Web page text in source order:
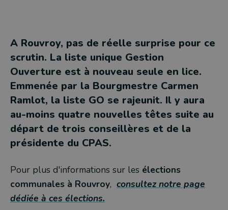
A Rouvroy, pas de réelle surprise pour ce
scrutin. La liste unique Gestion
Ouverture est à nouveau seule en lice.
Emmenée par la Bourgmestre Carmen
Ramlot, la liste GO se rajeunit. Il y aura
au-moins quatre nouvelles têtes suite au
départ de trois conseillères et de la
présidente du CPAS.
Pour plus d'informations sur les élections
communales à Rouvroy, consultez notre page
dédiée à ces élections.